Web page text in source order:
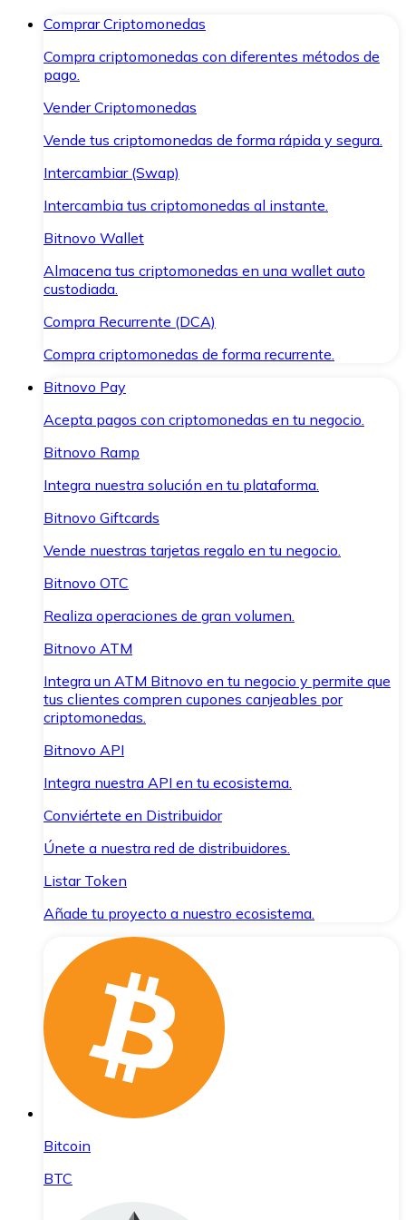
Comprar Criptomonedas
Compra criptomonedas con diferentes métodos de
pago.
Vender Criptomonedas
Vende tus criptomonedas de forma rápida y segura.
Intercambiar (Swap)
Intercambia tus criptomonedas al instante.
Bitnovo Wallet
Almacena tus criptomonedas en una wallet auto
custodiada.
Compra Recurrente (DCA)
Compra criptomonedas de forma recurrente.
Bitnovo Pay
Acepta pagos con criptomonedas en tu negocio.
Bitnovo Ramp
Integra nuestra solución en tu plataforma.
Bitnovo Giftcards
Vende nuestras tarjetas regalo en tu negocio.
Bitnovo OTC
Realiza operaciones de gran volumen.
Bitnovo ATM
Integra un ATM Bitnovo en tu negocio y permite que
tus clientes compren cupones canjeables por
criptomonedas.
Bitnovo API
Integra nuestra API en tu ecosistema.
Conviértete en Distribuidor
Únete a nuestra red de distribuidores.
Listar Token
Añade tu proyecto a nuestro ecosistema.
Bitcoin
BTC